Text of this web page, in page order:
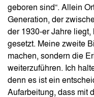
geboren sind“. Allein
Generation, der
der 1930-er Jahre
gesetzt. Meine zweite
machen, sondern die
weiterzuführen. Ich
denn es ist ein
Aufarbeitung, dass mit